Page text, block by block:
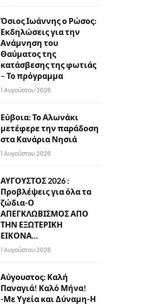
Όσιος Ιωάννης ο Ρώσος:
Εκδηλώσεις για την
Ανάμνηση του
Θαύματος της
κατάσβεσης της φωτιάς
– Το πρόγραμμα
1 Αυγούστου 2026
Εύβοια: Το Αλωνάκι
μετέφερε την παράδοση
στα Κανάρια Νησιά
1 Αυγούστου 2026
ΑΥΓΟΥΣΤΟΣ 2026 :
Προβλέψεις για όλα τα
ζώδια-Ο
ΑΠΕΓΚΛΩΒΙΣΜΟΣ ΑΠΟ
ΤΗΝ ΕΞΩΤΕΡΙΚΗ
ΕΙΚΟΝΑ…
1 Αυγούστου 2026
Αύγουστος: Καλή
Παναγιά! Καλό Μήνα!
-Με Υγεία και Δύναμη-Η